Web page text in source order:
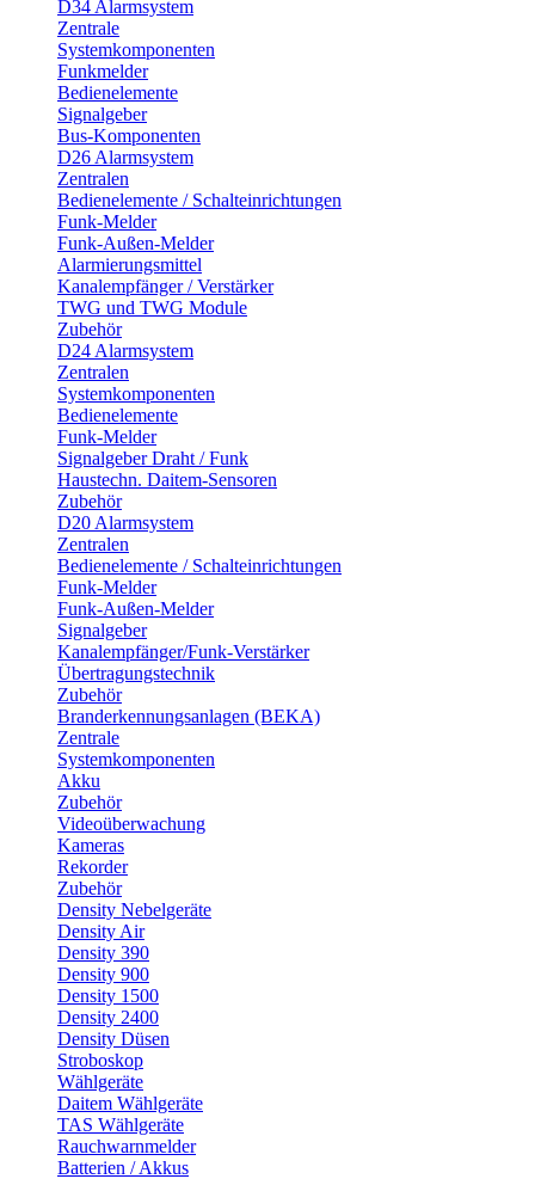
D34 Alarmsystem
Zentrale
Systemkomponenten
Funkmelder
Bedienelemente
Signalgeber
Bus-Komponenten
D26 Alarmsystem
Zentralen
Bedienelemente / Schalteinrichtungen
Funk-Melder
Funk-Außen-Melder
Alarmierungsmittel
Kanalempfänger / Verstärker
TWG und TWG Module
Zubehör
D24 Alarmsystem
Zentralen
Systemkomponenten
Bedienelemente
Funk-Melder
Signalgeber Draht / Funk
Haustechn. Daitem-Sensoren
Zubehör
D20 Alarmsystem
Zentralen
Bedienelemente / Schalteinrichtungen
Funk-Melder
Funk-Außen-Melder
Signalgeber
Kanalempfänger/Funk-Verstärker
Übertragungstechnik
Zubehör
Branderkennungsanlagen (BEKA)
Zentrale
Systemkomponenten
Akku
Zubehör
Videoüberwachung
Kameras
Rekorder
Zubehör
Density Nebelgeräte
Density Air
Density 390
Density 900
Density 1500
Density 2400
Density Düsen
Stroboskop
Wählgeräte
Daitem Wählgeräte
TAS Wählgeräte
Rauchwarnmelder
Batterien / Akkus